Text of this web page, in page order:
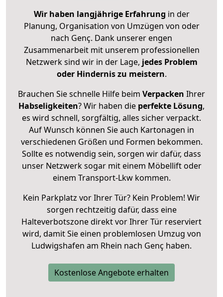
Wir haben langjährige Erfahrung in der
Planung, Organisation von Umzügen von oder
nach Genç. Dank unserer engen
Zusammenarbeit mit unserem professionellen
Netzwerk sind wir in der Lage, jedes Problem
oder Hindernis zu meistern.
Brauchen Sie schnelle Hilfe beim Verpacken Ihrer
Habseligkeiten? Wir haben die perfekte Lösung,
es wird schnell, sorgfältig, alles sicher verpackt.
Auf Wunsch können Sie auch Kartonagen in
verschiedenen Größen und Formen bekommen.
Sollte es notwendig sein, sorgen wir dafür, dass
unser Netzwerk sogar mit einem Möbellift oder
einem Transport-Lkw kommen.
Kein Parkplatz vor Ihrer Tür? Kein Problem! Wir
sorgen rechtzeitig dafür, dass eine
Halteverbotszone direkt vor Ihrer Tür reserviert
wird, damit Sie einen problemlosen Umzug von
Ludwigshafen am Rhein nach Genç haben.
Kostenlose Angebote erhalten